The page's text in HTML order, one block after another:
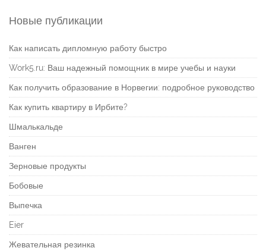
Новые публикации
Как написать дипломную работу быстро
Work5.ru: Ваш надежный помощник в мире учебы и науки
Как получить образование в Норвегии: подробное руководство
Как купить квартиру в Ирбите?
Шмалькальде
Ванген
Зерновые продукты
Бобовые
Выпечка
Eier
Жевательная резинка